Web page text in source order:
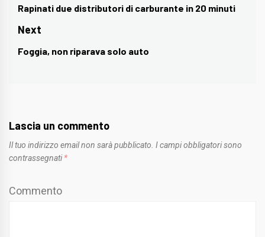
articoli
Previous
post:
Rapinati due distributori di carburante in 20 minuti
Next
Next
Foggia, non riparava solo auto
Lascia un commento
Il tuo indirizzo email non sarà pubblicato. I campi obbligatori sono
contrassegnati *
Commento